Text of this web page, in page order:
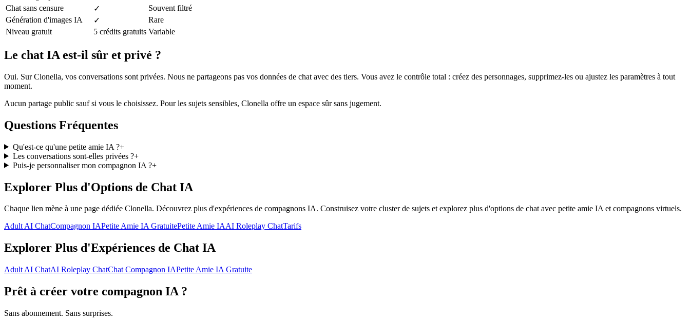
Chat sans censure
✓
Souvent filtré
Génération d'images IA
✓
Rare
Niveau gratuit
5 crédits gratuits Variable
Le chat IA est-il sûr et privé ?
Oui. Sur Clonella, vos conversations sont privées. Nous ne partageons pas vos données de chat avec des tiers. Vous avez le contrôle total : créez des personnages, supprimez-les ou ajustez les paramètres à tout
moment.
Aucun partage public sauf si vous le choisissez. Pour les sujets sensibles, Clonella offre un espace sûr sans jugement.
Questions Fréquentes
Qu'est-ce qu'une petite amie IA ?+
Les conversations sont-elles privées ?+
Puis-je personnaliser mon compagnon IA ?+
Explorer Plus d'Options de Chat IA
Chaque lien mène à une page dédiée Clonella. Découvrez plus d'expériences de compagnons IA. Construisez votre cluster de sujets et explorez plus d'options de chat avec petite amie IA et compagnons virtuels.
Adult AI ChatCompagnon IAPetite Amie IA GratuitePetite Amie IAAI Roleplay ChatTarifs
Explorer Plus d'Expériences de Chat IA
Adult AI ChatAI Roleplay ChatChat Compagnon IAPetite Amie IA Gratuite
Prêt à créer votre compagnon IA ?
Sans abonnement. Sans surprises.